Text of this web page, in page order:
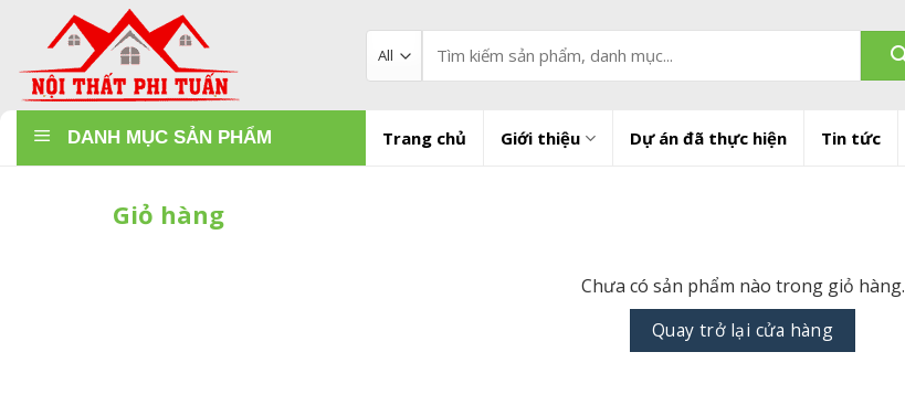
content
kiếm:
DANH MỤC SẢN PHẨM Trang chủ Giới thiệu Dự án đã thực hiện Tin tức
Giỏ hàng
Chưa có sản phẩm nào trong giỏ hàng.
Quay trở lại cửa hàng